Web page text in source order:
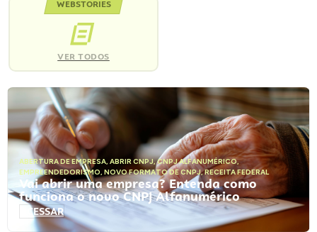
WEBSTORIES
VER TODOS
ABERTURA DE EMPRESA, ABRIR CNPJ,CNPJ ALFANUMÉRICO,
EMPREENDEDORISMO, NOVO FORMATO DE CNPJ,RECEITA FEDERAL
Vai abrir uma empresa? Entenda como
funciona o novo CNPJ Alfanumérico
ACESSAR